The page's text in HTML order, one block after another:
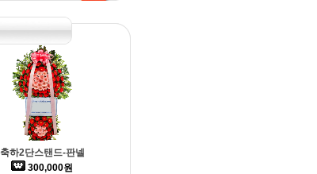
축하2단스탠드-판넬
300,000원